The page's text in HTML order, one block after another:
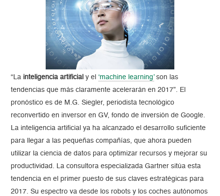
“La inteligencia artificial y el ‘machine learning’son las
tendencias que más claramente acelerarán en 2017”. El
pronóstico es de M.G. Siegler, periodista tecnológico
reconvertido en inversor en GV, fondo de inversión de Google.
La inteligencia artificial ya ha alcanzado el desarrollo suficiente
para llegar a las pequeñas compañías, que ahora pueden
utilizar la ciencia de datos para optimizar recursos y mejorar su
productividad. La consultora especializada Gartner sitúa esta
tendencia en el primer puesto de sus claves estratégicas para
2017. Su espectro va desde los robots y los coches autónomos